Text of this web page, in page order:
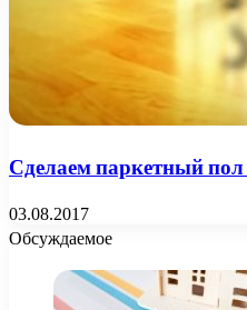
Сделаем паркетный пол
03.08.2017
Обсуждаемое